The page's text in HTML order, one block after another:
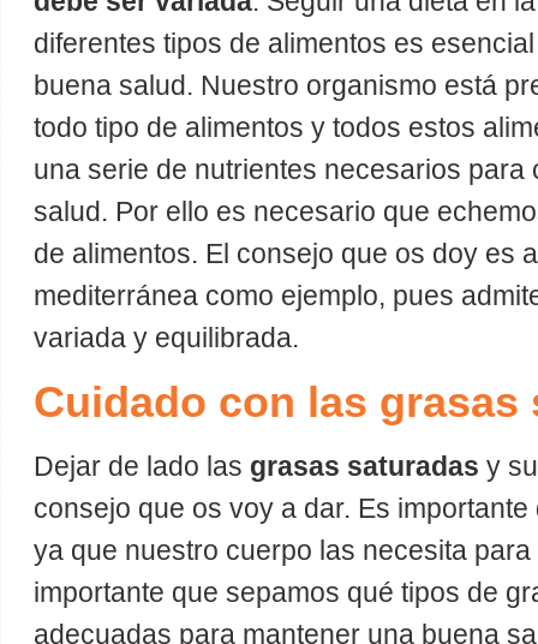
diferentes tipos de alimentos es
buena salud. Nuestro organismo está
todo tipo de alimentos y todos estos
una serie de nutrientes necesarios para
salud. Por ello es necesario que
de alimentos. El consejo que os doy es
mediterránea como ejemplo, pues
variada y equilibrada.
Cuidado con las grasas
Dejar de lado las grasas saturadas y
consejo que os voy a dar. Es
ya que nuestro cuerpo las necesita
importante que sepamos qué tipos de
adecuadas para mantener una buena